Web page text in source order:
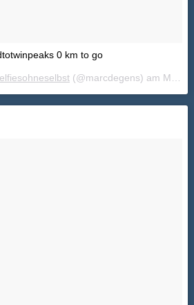
0 km to go
(@marcdegens) am Mai 24, 2018 um 11:48 PDT